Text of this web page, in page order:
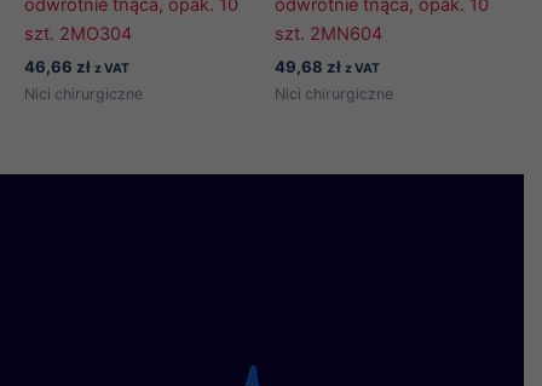
odwrotnie tnąca, opak. 10
szt. 2MO304
46,66 zł z VAT
Nici chirurgiczne
odwrotnie tnąca, opak. 10
szt. 2MN604
49,68 zł z VAT
Nici chirurgiczne